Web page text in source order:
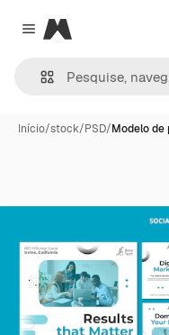
Close menu
Magnific
Início/stock/PSD/Modelo de